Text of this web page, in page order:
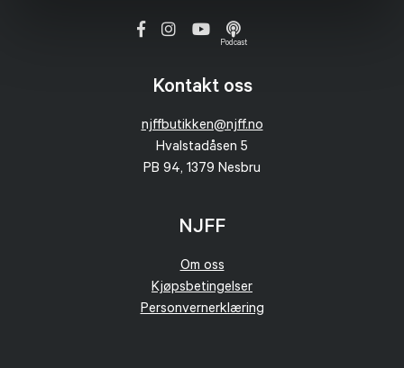
Podcast
Kontakt oss
njffbutikken@njff.no
Hvalstadåsen 5
PB 94, 1379 Nesbru
NJFF
Om oss
Kjøpsbetingelser
Personvernerklæring